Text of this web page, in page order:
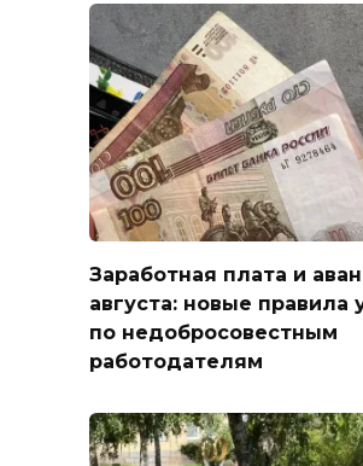
Заработная плата и
августа: новые правила
по недобросовестным
работодателям